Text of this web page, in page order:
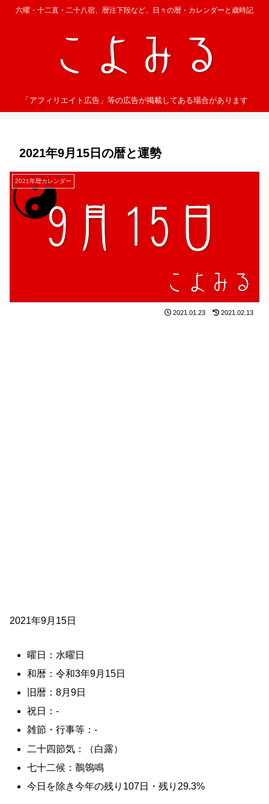
六曜・十二直・二十八宿、暦注下段など、日々の暦・カレンダーと歳時記
「アフィリエイト広告」等の広告が掲載してある場合があります
2021年9月15日の暦と運勢
2021年暦カレンダー
2021.01.23 2021.02.13
2021年9月15日
曜日：水曜日
和暦：令和3年9月15日
旧暦：8月9日
祝日：-
雑節・行事等：-
二十四節気：（白露）
七十二候：鶺鴒鳴
今日を除き今年の残り107日・残り29.3%